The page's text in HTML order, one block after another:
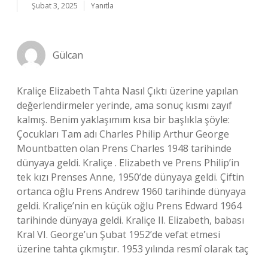
Şubat 3, 2025 Yanıtla
Gülcan
Kraliçe Elizabeth Tahta Nasıl Çıktı üzerine yapılan
değerlendirmeler yerinde, ama sonuç kısmı zayıf
kalmış. Benim yaklaşımım kısa bir başlıkla şöyle:
Çocukları Tam adı Charles Philip Arthur George
Mountbatten olan Prens Charles 1948 tarihinde
dünyaya geldi. Kraliçe . Elizabeth ve Prens Philip’in
tek kızı Prenses Anne, 1950’de dünyaya geldi. Çiftin
ortanca oğlu Prens Andrew 1960 tarihinde dünyaya
geldi. Kraliçe’nin en küçük oğlu Prens Edward 1964
tarihinde dünyaya geldi. Kraliçe II. Elizabeth, babası
Kral VI. George’un Şubat 1952’de vefat etmesi
üzerine tahta çıkmıştır. 1953 yılında resmî olarak taç